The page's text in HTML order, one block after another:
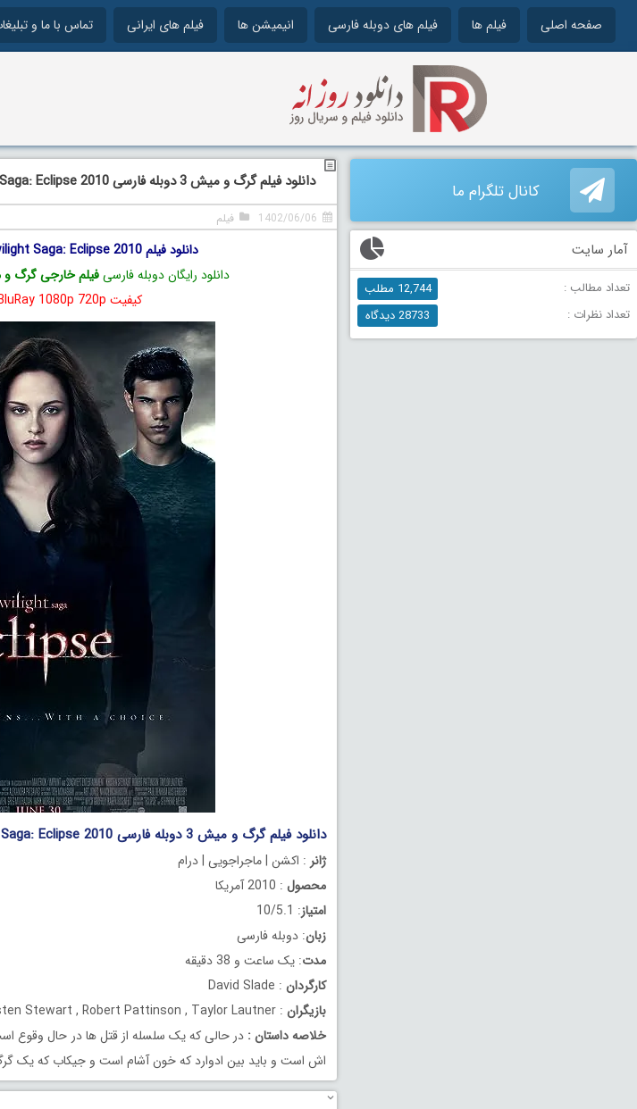
صفحه اصلی فیلم ها فیلم های دوبله فارسی انیمیشن ها فیلم های ایرانی تماس با ما و
دانلود فیلم گرگ و میش 3 دوبله فارسی The Twilight Saga: Eclipse 2010
1402/06/06 فیلم
دانلود فیلم The Twilight Saga: Eclipse 2010 با لینک مستقیم
دانلود رایگان دوبله فارسیفیلم خارجی گرگ و میش
کیفیت BluRay 1080p 720p دوبله فارسی
دانلود فیلم گرگ و میش 3 دوبله فارسی The Twilight Saga: Eclipse 2010
ژانر : اکشن | ماجراجویی | درام
محصول : 2010 آمریکا
امتیاز: 10/5.1
زبان: دوبله فارسی
مدت: یک ساعت و 38 دقیقه
کارگردان : David Slade
بازیگران : Kristen Stewart , Robert Pattinson , Taylor Lautner
خلاصه داستان : در حالی که یک سلسله از قتل ها در حال وقوع
اش است و باید بین ادوارد که خون آشام است و جیکاب که یک
کانال تلگرام ما
آمار سایت
تعداد مطالب :
12,744 مطلب
تعداد نظرات :
28733 دیدگاه